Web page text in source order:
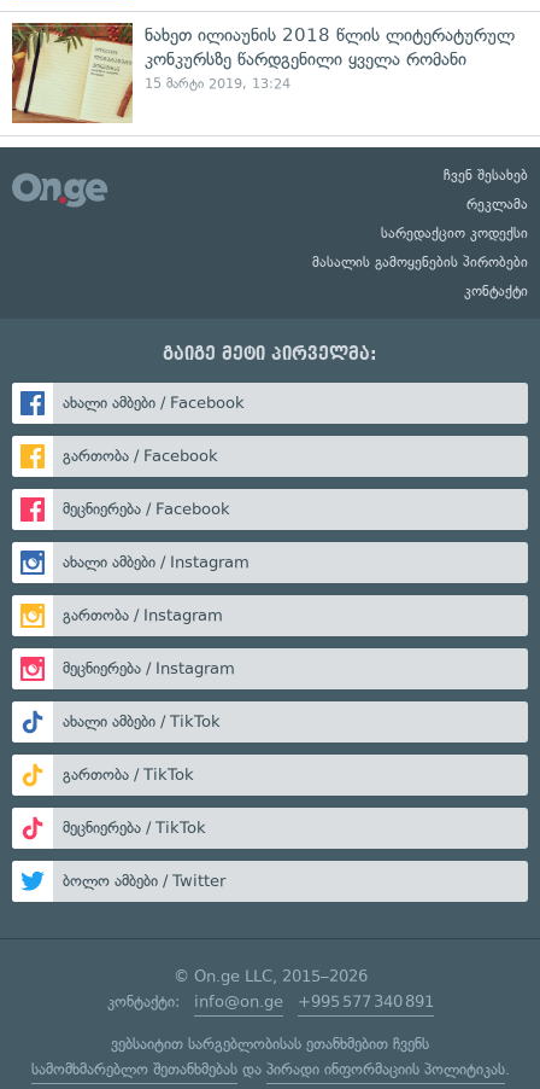
ნახეთ ილიაუნის 2018 წლის ლიტერატურულ
კონკურსზე წარდგენილი ყველა რომანი
15 მარტი 2019, 13:24
ჩვენ შესახებ
რეკლამა
სარედაქციო კოდექსი
მასალის გამოყენების პირობები
კონტაქტი
გაიგე მეტი პირველმა:
ახალი ამბები / Facebook
გართობა / Facebook
მეცნიერება / Facebook
ახალი ამბები / Instagram
გართობა / Instagram
მეცნიერება / Instagram
ახალი ამბები / TikTok
გართობა / TikTok
მეცნიერება / TikTok
ბოლო ამბები / Twitter
© On.ge LLC, 2015–2026
კონტაქტი: info@on.ge +995 577 340 891
ვებსაიტით სარგებლობისას ეთანხმებით ჩვენს
სამომხმარებლო შეთანხმებასდა პირადი ინფორმაციის პოლიტიკას.